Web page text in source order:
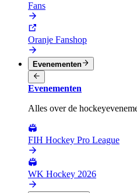
Fans
Oranje Fanshop
Evenementen
Evenementen
Alles over de
FIH Hockey Pro League
WK Hockey 2026